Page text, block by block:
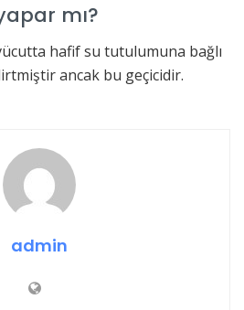
mı?
hafif su tutulumuna bağlı
ancak bu geçicidir.
admin